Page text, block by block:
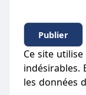
Ce site
indésirables.
les données